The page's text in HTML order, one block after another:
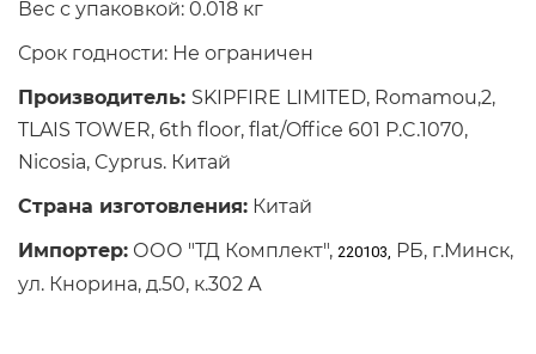
Вес с упаковкой: 0.018 кг
Срок годности: Не ограничен
Производитель: SKIPFIRE LIMITED, Romamou,2,
TLAIS TOWER, 6th floor, flat/Office 601 P.C.1070,
Nicosia, Cyprus. Китай
Страна изготовления: Китай
Импортер: ООО "ТД Комплект", 220103,
РБ, г.Минск,
ул. Кнорина, д.50, к.302 А